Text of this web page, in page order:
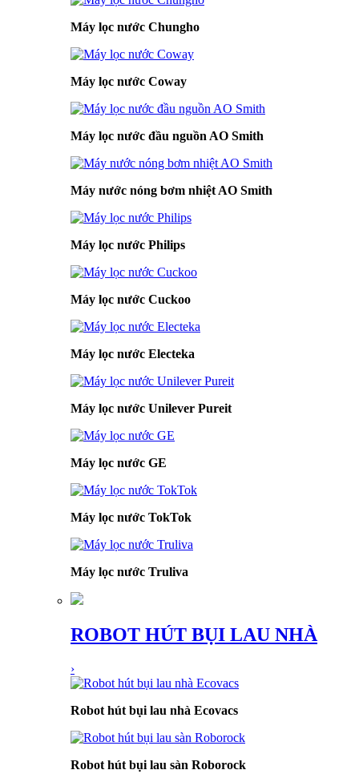
Máy lọc nước Chungho
Máy lọc nước Coway
Máy lọc nước đầu nguồn AO Smith
Máy nước nóng bơm nhiệt AO Smith
Máy lọc nước Philips
Máy lọc nước Cuckoo
Máy lọc nước Electeka
Máy lọc nước Unilever Pureit
Máy lọc nước GE
Máy lọc nước TokTok
Máy lọc nước Truliva
ROBOT HÚT BỤI LAU NHÀ
›
Robot hút bụi lau nhà Ecovacs
Robot hút bụi lau sàn Roborock